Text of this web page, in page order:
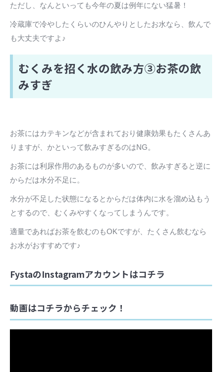
ただし、なんといっても今年の夏は例年にない猛暑！
冷蔵庫で冷やしたくらいのひんやりとしたお水なら、飲んで
も大丈夫ですよ♪
むくみを招く水の飲み方③お茶の飲
みすぎ
お茶にはカテキンなどが含まれており健康効果もたくさんあ
りますが、かといって飲みすぎるのはNG。
お茶には利尿作用のあるものが多いので、飲みすぎると逆に
からだは水分不足に。
水分が不足した状態になるとからだは体内に水を溜め込もう
とするので、むくみやすくなってしまうんです。
適量であればお茶を飲むのもOKですが、たくさん飲むなら
お水がおすすめです♪
FystaのInstagramアカウントはコチラ
動画はコチラからチェック！